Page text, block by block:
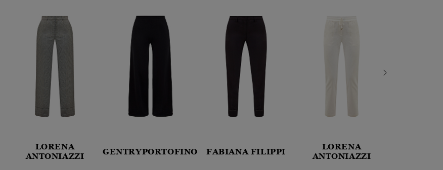
LORENA
ANTONIAZZI
GENTRYPORTOFINO FABIANA FILIPPI
LORENA
ANTONIAZZI